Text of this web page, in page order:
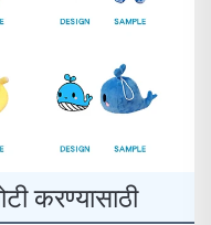
करण्यासाठी